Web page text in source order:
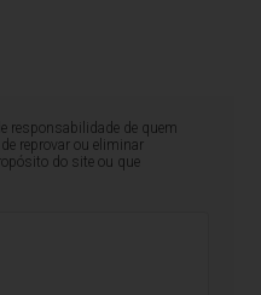
responsabilidade de quem
reprovar ou eliminar
do site ou que